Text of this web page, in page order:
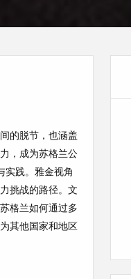
的脱节，也涵盖
，成为苏格兰公
实践。雅金视角
挑战的路径。文
格兰如何通过多
其他国家和地区